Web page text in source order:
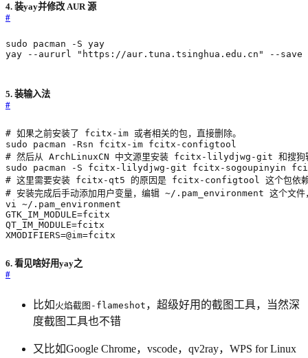
4. 装yay并修改 AUR 源
#
yay --aururl
"https://aur.tuna.tsinghua.edu.cn" --save
5. 装输入法
#
# 如果之前安装了 fcitx-im 或者相关的包，直接删除。
# 然后从 ArchLinuxCN 中文源里安装 fcitx-lilydjwg-git 和搜
# 这里需要安装 fcitx-qt5 的原因是 fcitx-configtool 这个包依赖
# 安装完成后手动添加用户变量，编辑 ~/.pam_environment 这个文件
GTK_IM_MODULE=
QT_IM_MODULE=
XMODIFIERS=@im=fcitx
6. 看见啥好用yay之
#
比如 火焰截图-flameshot ，超级好用的截图工具，当然深
度截图工具也不错
又比如Google Chrome，vscode，qv2ray，WPS for Linux